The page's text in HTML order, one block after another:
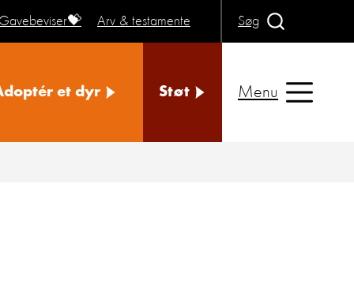
Arv & testamente Søg
et dyr Støt Menu